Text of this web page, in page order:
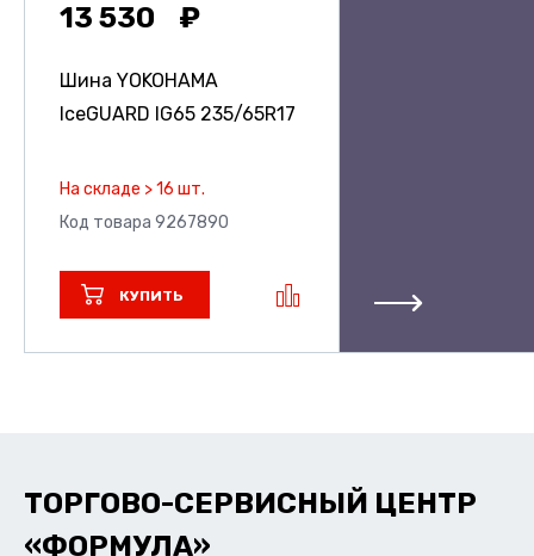
13 530
Шина YOKOHAMA
IceGUARD IG65 235/65R17
На складе > 16 шт.
Код товара 9267890
КУПИТЬ
ТОРГОВО-СЕРВИСНЫЙ ЦЕНТР
«ФОРМУЛА»